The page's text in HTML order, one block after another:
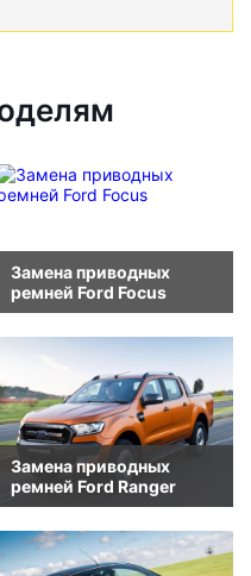
Замена приводных
ремней Ford Focus
Замена приводных
ремней Ford Ranger